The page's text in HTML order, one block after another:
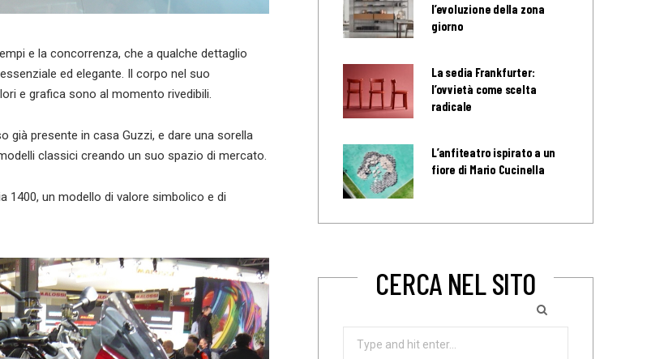
e la concorrenza, che a qualche dettaglio
ed elegante. Il corpo nel suo
e grafica sono al momento rivedibili.
già presente in casa Guzzi, e dare una sorella
classici creando un suo spazio di mercato.
1400, un modello di valore simbolico e di
l’evoluzione della zona
giorno
La sedia Frankfurter:
l’ovvietà come scelta
radicale
L’anfiteatro ispirato a un
fiore di Mario Cucinella
CERCA NEL SITO
Search